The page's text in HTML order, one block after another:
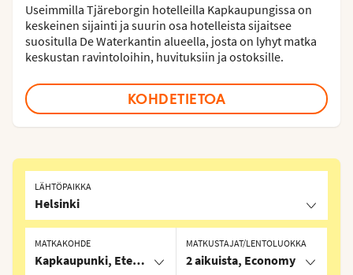
Useimmilla Tjäreborgin hotelleilla Kapkaupungissa on
keskeinen sijainti ja suurin osa hotelleista sijaitsee
suositulla De Waterkantin alueella, josta on lyhyt matka
keskustan ravintoloihin, huvituksiin ja ostoksille.
KOHDETIETOA
LÄHTÖPAIKKA
Helsinki
MATKAKOHDE
Kapkaupunki, Etelä-Afrikka
MATKUSTAJAT/LENTOLUOKKA
2 aikuista, Economy